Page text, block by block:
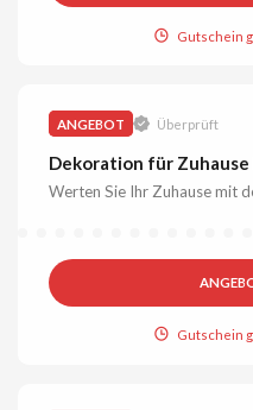
Gutschein
ANGEBOT Überprüft
Dekoration für Zuhause
Werten Sie Ihr Zuhause mit
Gutschein